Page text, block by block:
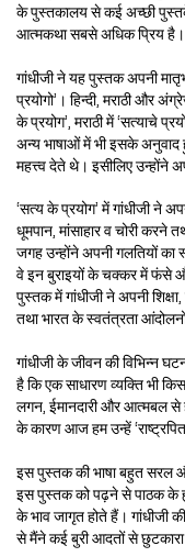
के पुस्तकालय से कई अच्छी
आत्मकथा सबसे अधिक प्रिय है।
गांधीजी ने यह पुस्तक अपनी
प्रयोगो’। हिन्दी, मराठी और
के प्रयोग’, मराठी में ‘सत्याचे
अन्य भाषाओं में भी इसके
महत्त्व देते थे। इसीलिए उन्होंने
‘सत्य के प्रयोग’ में गांधीजी ने
धूमपान, मांसाहार व चोरी करने
जगह उन्होंने अपनी गलतियों का
वे इन बुराइयों के चक्कर में फंसे
पुस्तक में गांधीजी ने अपनी
तथा भारत के स्वतंत्रता
गांधीजी के जीवन की विभिन्न
है कि एक साधारण व्यक्ति भी
लगन, ईमानदारी और आत्मबल से
के कारण आज हम उन्हें
इस पुस्तक की भाषा बहुत सरल
इस पुस्तक को पढ़ने से पाठक के
के भाव जागृत होते हैं।
से मैंने कई बुरी आदतों से छुटकारा